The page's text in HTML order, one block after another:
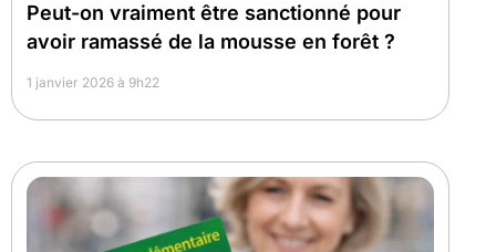
Peut-on vraiment être sanctionné pour
avoir ramassé de la mousse en forêt ?
1 janvier 2026 à 9h22